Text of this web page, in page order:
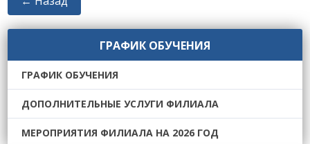
ГРАФИК ОБУЧЕНИЯ
ГРАФИК ОБУЧЕНИЯ
ДОПОЛНИТЕЛЬНЫЕ УСЛУГИ ФИЛИАЛА
МЕРОПРИЯТИЯ ФИЛИАЛА НА 2026 ГОД